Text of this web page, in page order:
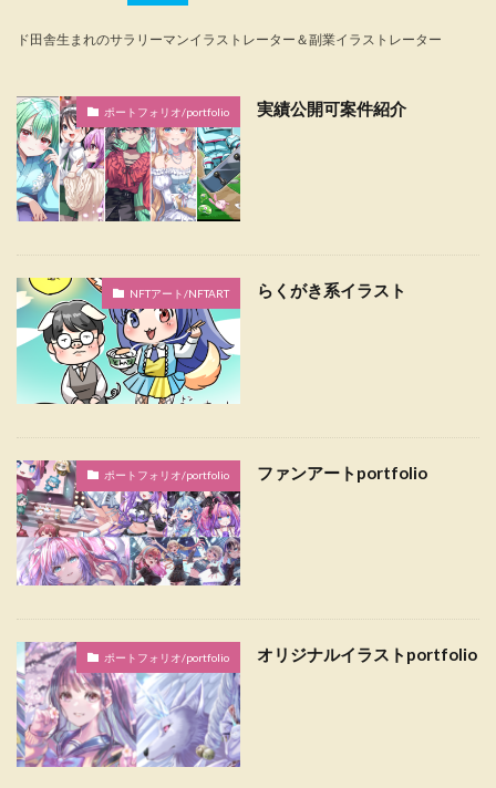
ド田舎生まれのサラリーマンイラストレーター＆副業イラストレーター
ポートフォリオ/portfolio 実績公開可案件紹介
NFTアート/NFTART らくがき系イラスト
ポートフォリオ/portfolio ファンアートportfolio
ポートフォリオ/portfolio オリジナルイラストportfolio